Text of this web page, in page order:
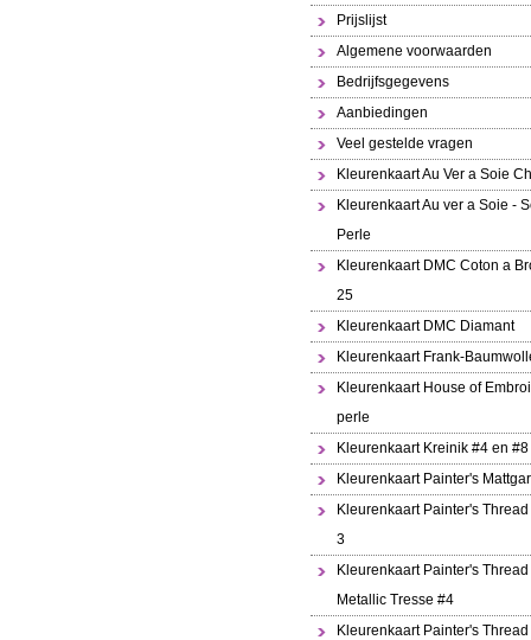
Prijslijst
Algemene voorwaarden
Bedrijfsgegevens
Aanbiedingen
Veel gestelde vragen
Kleurenkaart Au Ver a Soie
Kleurenkaart Au ver a Soie -
Perle
Kleurenkaart DMC Coton a
25
Kleurenkaart DMC Diamant
Kleurenkaart Frank-
Kleurenkaart House of
perle
Kleurenkaart Kreinik #4 en #8
Kleurenkaart Painter's
Kleurenkaart Painter's
3
Kleurenkaart Painter's Thread
Metallic Tresse #4
Kleurenkaart Painter's